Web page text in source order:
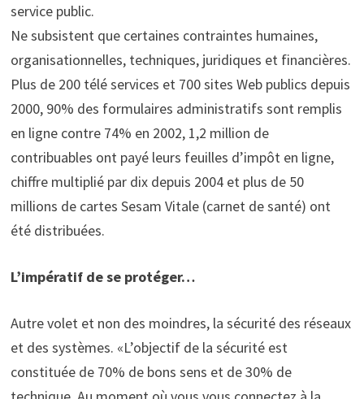
service public.
Ne subsistent que certaines contraintes humaines,
organisationnelles, techniques, juridiques et financières.
Plus de 200 télé services et 700 sites Web publics depuis
2000, 90% des formulaires administratifs sont remplis
en ligne contre 74% en 2002, 1,2 million de
contribuables ont payé leurs feuilles d’impôt en ligne,
chiffre multiplié par dix depuis 2004 et plus de 50
millions de cartes Sesam Vitale (carnet de santé) ont
été distribuées.
L’impératif de se protéger…
Autre volet et non des moindres, la sécurité des réseaux
et des systèmes. «L’objectif de la sécurité est
constituée de 70% de bons sens et de 30% de